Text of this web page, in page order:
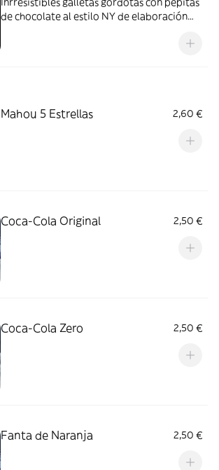
de chocolate al estilo NY de elaboración
Mahou 5 Estrellas 2,60 €
Coca-Cola Original 2,50 €
Coca-Cola Zero 2,50 €
Fanta de Naranja 2,50 €